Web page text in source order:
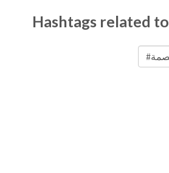
Hashtags related to